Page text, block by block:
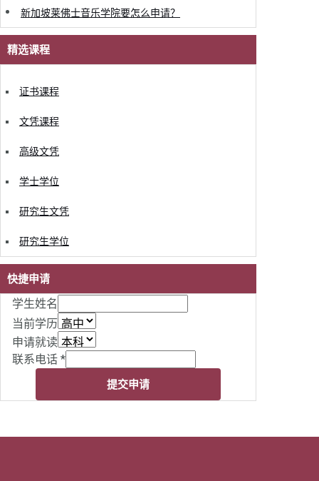
新加坡莱佛士音乐学院要怎么申请？
精选课程
证书课程
文凭课程
高级文凭
学士学位
研究生文凭
研究生学位
快捷申请
学生姓名
当前学历
申请就读
联系电话 *
提交申请